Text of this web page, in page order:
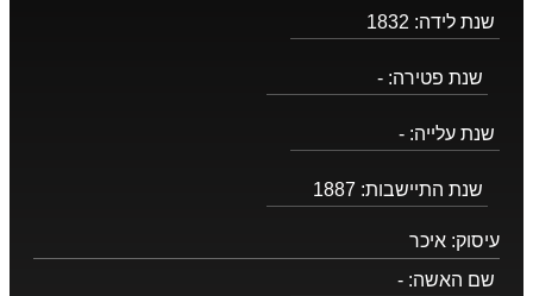
שנת לידה: 1832
שנת פטירה: -
שנת עלייה: -
שנת התיישבות: 1887
עיסוק: איכר
שם האשה: -